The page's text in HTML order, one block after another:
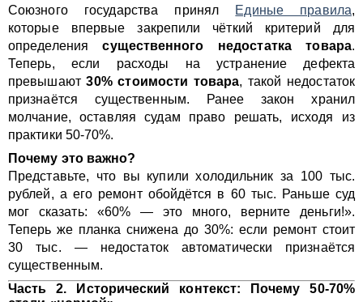
Союзного государства принял Единые правила,
которые впервые закрепили чёткий критерий для
определениясущественного недостатка товара.
Теперь, если расходы на устранение дефекта
превышают30% стоимости товара, такой недостаток
признаётся существенным. Ранее закон хранил
молчание, оставляя судам право решать, исходя из
практики 50-70%.
Почему это важно?
Представьте, что вы купили холодильник за 100 тыс.
рублей, а его ремонт обойдётся в 60 тыс. Раньше суд
мог сказать: «60% — это много, верните деньги!».
Теперь же планка снижена до 30%: если ремонт стоит
30 тыс. — недостаток автоматически признаётся
существенным.
Часть 2. Исторический контекст: Почему 50-70%